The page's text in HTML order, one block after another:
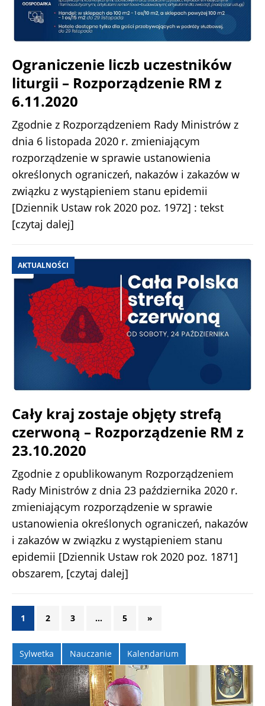
Ograniczenie liczb uczestników
liturgii – Rozporządzenie RM z
6.11.2020
Zgodnie z Rozporządzeniem Rady Ministrów z
dnia 6 listopada 2020 r. zmieniającym
rozporządzenie w sprawie ustanowienia
określonych ograniczeń, nakazów i zakazów w
związku z wystąpieniem stanu epidemii
[Dziennik Ustaw rok 2020 poz. 1972] : tekst
[czytaj dalej]
AKTUALNOŚCI
Cały kraj zostaje objęty strefą
czerwoną – Rozporządzenie RM z
23.10.2020
Zgodnie z opublikowanym Rozporządzeniem
Rady Ministrów z dnia 23 października 2020 r.
zmieniającym rozporządzenie w sprawie
ustanowienia określonych ograniczeń, nakazów
i zakazów w związku z wystąpieniem stanu
epidemii [Dziennik Ustaw rok 2020 poz. 1871]
obszarem, [czytaj dalej]
1 2 3 … 5 »
Sylwetka Nauczanie Kalendarium